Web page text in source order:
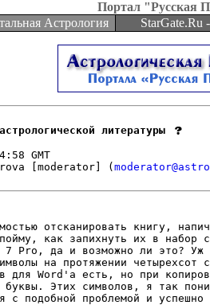
Портал "Русская
Астрология
StarGate.Ru
литературы
[moderator] (
отсканировать книгу,
как запихнуть их в набор
7 Pro, да и возможно ли это? Уж
на протяжении четырехсот
для Word'а есть, но при
буквы. Этих символов, я так
с подобной проблемой и